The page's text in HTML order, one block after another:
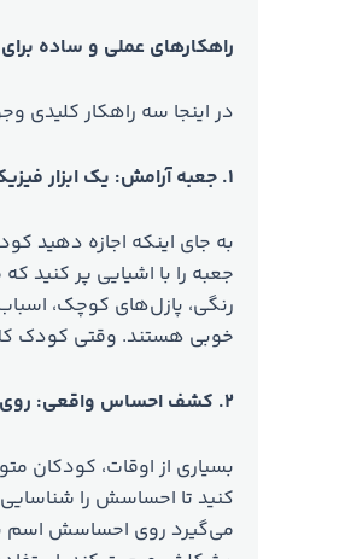
راهکارهای عملی و ساده
در اینجا سه راهکار کلیدی
۱. جعبه آرامش: یک ابزار
به جای اینکه اجازه دهید
جعبه را با اشیایی پر کنید
رنگی، پازل‌های کوچک،
خوبی هستند. وقتی کودک
۲. کشف احساس واقعی:
بسیاری از اوقات، کودکان
کنید تا احساسش را
می‌گیرد روی احساسش اسم